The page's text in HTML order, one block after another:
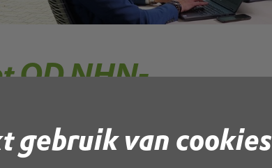
gebruik van cookies
OD NHN-